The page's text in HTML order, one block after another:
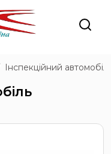
Інспекційний